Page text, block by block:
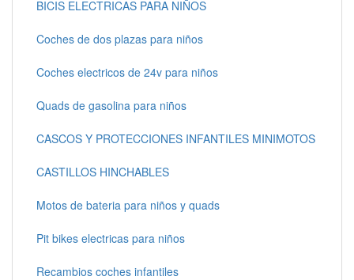
BICIS ELECTRICAS PARA NIÑOS
Coches de dos plazas para niños
Coches electricos de 24v para niños
Quads de gasolina para niños
CASCOS Y PROTECCIONES INFANTILES MINIMOTOS
CASTILLOS HINCHABLES
Motos de bateria para niños y quads
Pit bikes electricas para niños
Recambios coches infantiles